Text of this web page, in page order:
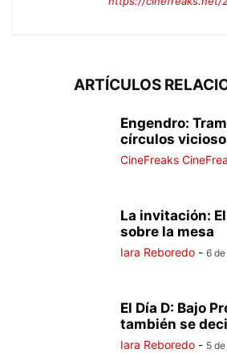
ARTÍCULOS
Engendro:
círculos
CineFreaks
La invitación:
sobre la mesa
Iara Reboredo - 6
El Día D: Bajo
también se
Iara Reboredo - 5